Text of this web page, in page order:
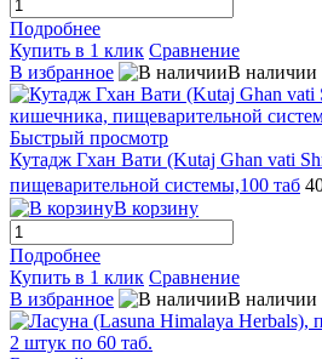
Подробнее
Купить в 1 клик Сравнение
В избранное
В наличии
Быстрый просмотр
Кутадж Гхан Вати (Kutaj Ghan vati
пищеварительной системы,100 таб
В корзину
Подробнее
Купить в 1 клик Сравнение
В избранное
В наличии